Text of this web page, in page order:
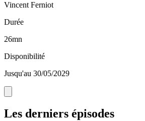
Vincent Ferniot
Durée
26mn
Disponibilité
Jusqu'au 30/05/2029
Les derniers épisodes